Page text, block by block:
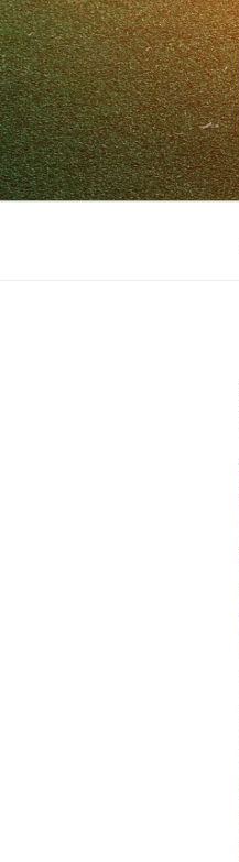
コ
ン
テ
ン
ツ
へ
ス
キ